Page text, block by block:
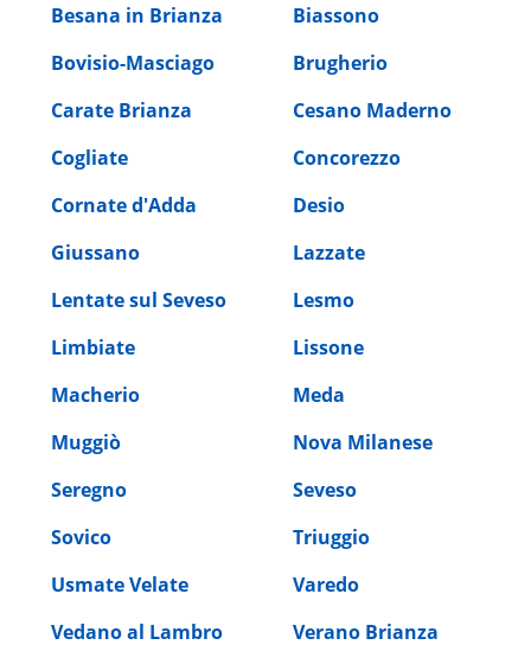
Besana in Brianza
Biassono
Bovisio-Masciago
Brugherio
Carate Brianza
Cesano Maderno
Cogliate
Concorezzo
Cornate d'Adda
Desio
Giussano
Lazzate
Lentate sul Seveso
Lesmo
Limbiate
Lissone
Macherio
Meda
Muggiò
Nova Milanese
Seregno
Seveso
Sovico
Triuggio
Usmate Velate
Varedo
Vedano al Lambro
Verano Brianza